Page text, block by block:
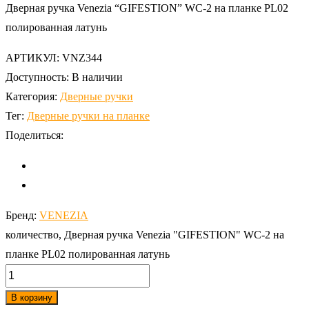
Дверная ручка Venezia “GIFESTION” WC-2 на планке PL02
полированная латунь
АРТИКУЛ: VNZ344
Доступность: В наличии
Категория: Дверные ручки
Тег: Дверные ручки на планке
Поделиться:
Бренд: VENEZIA
количество, Дверная ручка Venezia "GIFESTION" WC-2 на
планке PL02 полированная латунь
В корзину